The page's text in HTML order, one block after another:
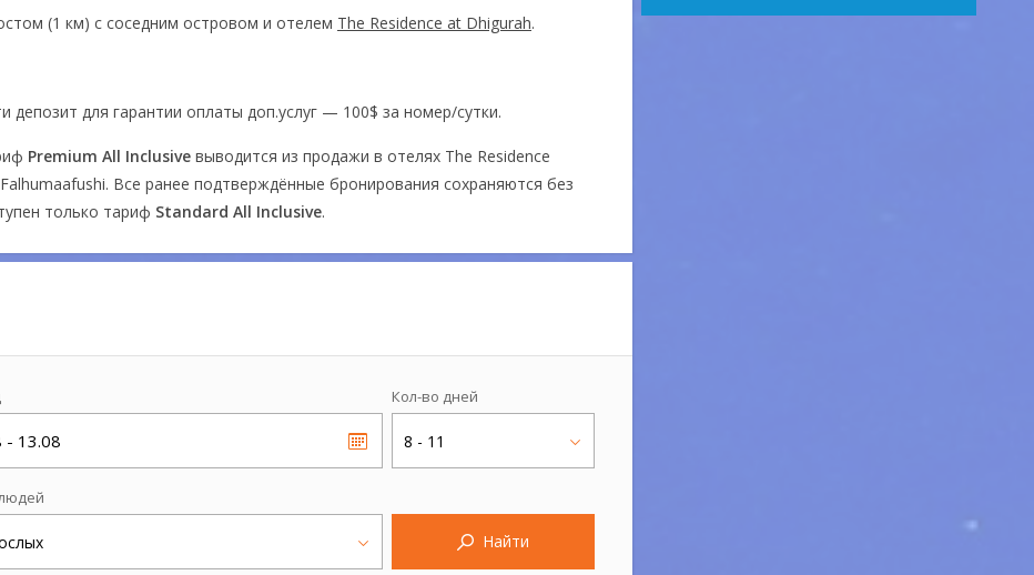
(1 км) с соседним островом и отелем The Residence at Dhigurah.
для гарантии оплаты доп.услуг — 100$ за номер/сутки.
Premium All Inclusive выводится из продажи в отелях The Residence
Все ранее подтверждённые бронирования сохраняются без
только тариф Standard All Inclusive.
- 13.08
Кол-во дней
8 - 11
Найти